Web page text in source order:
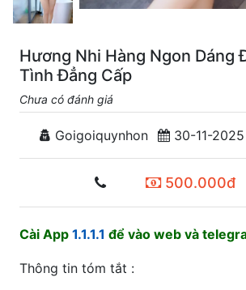
Hương Nhi Hàng Ngon Dáng
Tình Đẳng Cấp
Chưa có đánh giá
Goigoiquynhon 30-11-2025
500.000đ
Cài App 1.1.1.1 để vào web và
Thông tin tóm tắt :